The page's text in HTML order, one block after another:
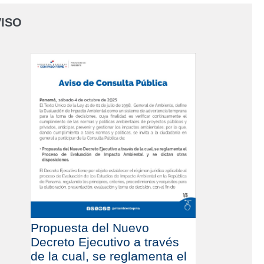
Propuesta del Nuevo
Decreto Ejecutivo a través
de la cual, se reglamenta el